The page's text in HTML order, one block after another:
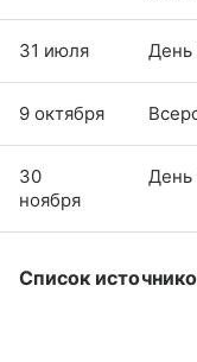
31 июля День
9 октября
30
ноября
День
Список